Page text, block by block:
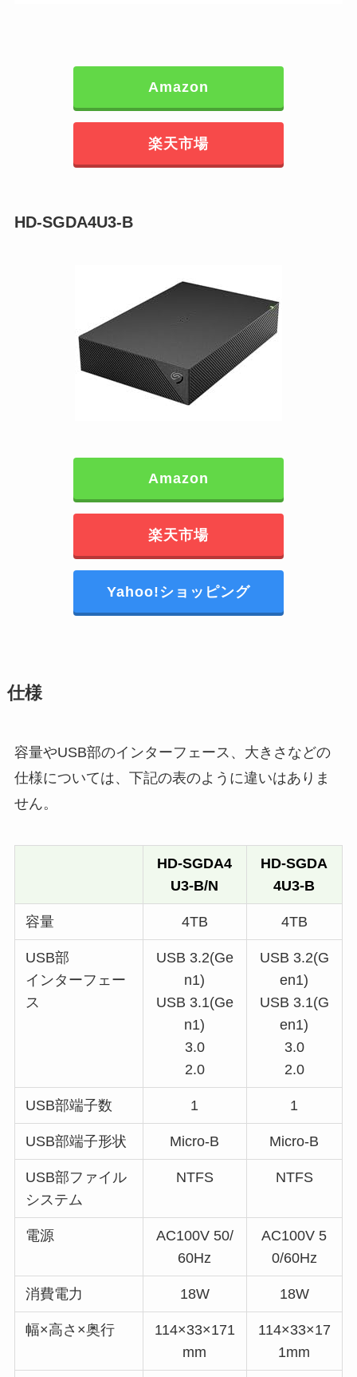
Amazon
楽天市場
HD-SGDA4U3-B
Amazon
楽天市場
Yahoo!ショッピング
仕様
容量やUSB部のインターフェース、大きさなどの
仕様については、下記の表のように違いはありま
せん。
HD-SGDA4
U3-B/N
HD-SGDA
4U3-B
容量 4TB 4TB
USB部
インターフェー
ス
USB 3.2(Ge
n1)
USB 3.1(Ge
n1)
3.0
2.0
USB 3.2(G
en1)
USB 3.1(G
en1)
3.0
2.0
USB部端子数 1 1
USB部端子形状 Micro-B Micro-B
USB部ファイル
システム
NTFS NTFS
電源
AC100V 50/
60Hz
AC100V 5
0/60Hz
消費電力 18W 18W
幅×高さ×奥行
114×33×171
mm
114×33×17
1mm